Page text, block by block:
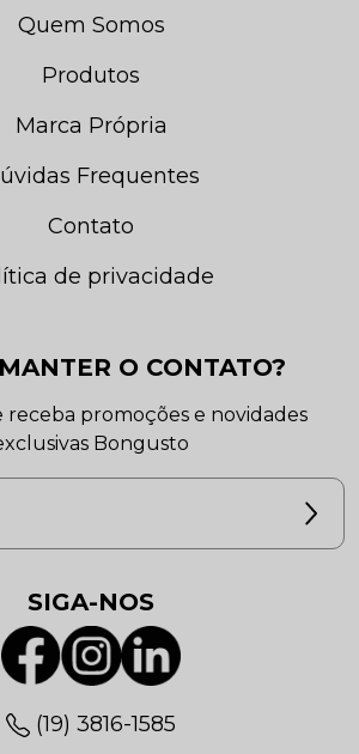
Quem Somos
Produtos
Marca Própria
Frequentes
Contato
de privacidade
O CONTATO?
receba promoções e novidades
Bongusto
SIGA-NOS
(19) 3816-1585